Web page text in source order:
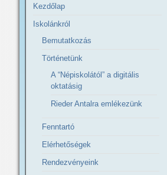
Kezdőlap
Iskolánkról
Bemutatkozás
Történetünk
A “Népiskolától” a digitális
oktatásig
Rieder Antalra emlékezünk
Fenntartó
Elérhetőségek
Rendezvényeink